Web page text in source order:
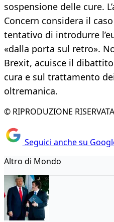
sospensione delle cure.
Concern considera il
tentativo di introdurre
«dalla porta sul retro».
Brexit, acuisce il
cura e sul trattamento
oltremanica.
© RIPRODUZIONE RISERVATA
Seguici anche su
Altro di Mondo